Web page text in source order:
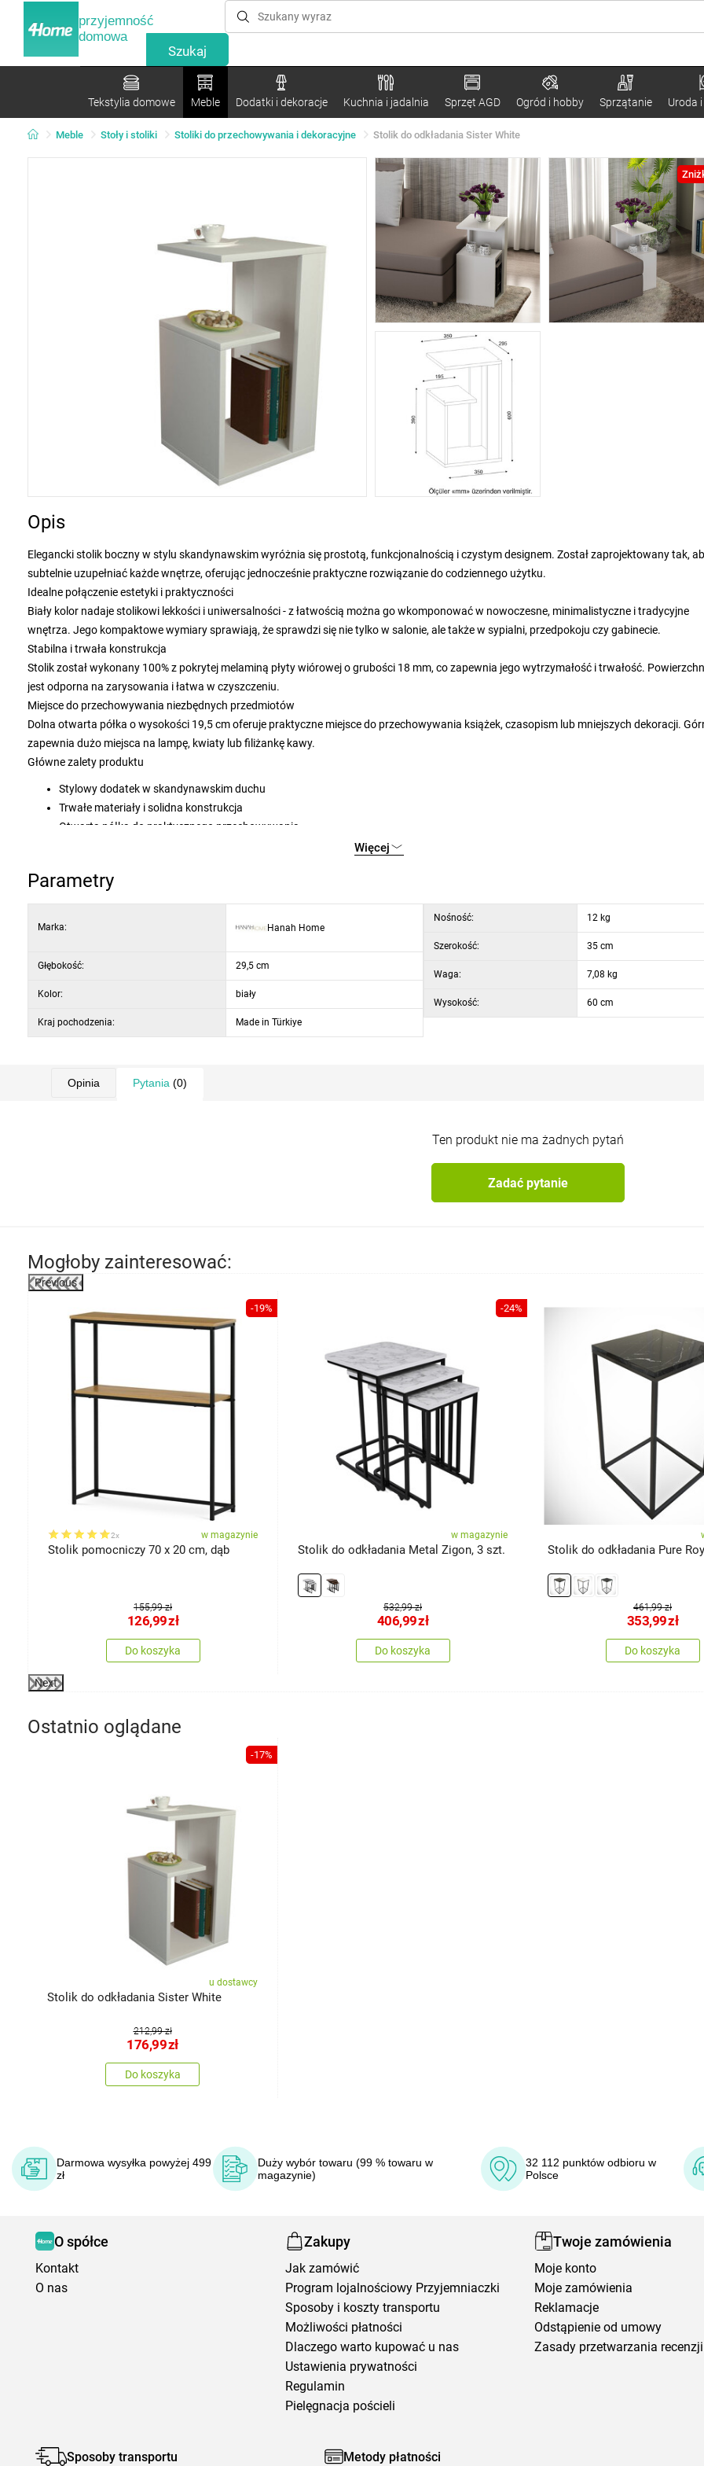
przyjemność
domowa
Tekstylia domowe Meble Dodatki i dekoracje Kuchnia i jadalnia Sprzęt AGD Ogród i hobby Sprzątanie Uroda
Meble Stoły i stoliki Stoliki do przechowywania i dekoracyjne Stolik do odkładania Sister White
Opis
Elegancki stolik boczny w stylu skandynawskim wyróżnia się prostotą, funkcjonalnością i czystym designem. Został zaprojektowany tak,
subtelnie uzupełniać każde wnętrze, oferując jednocześnie praktyczne rozwiązanie do codziennego użytku.
Idealne połączenie estetyki i praktyczności
Biały kolor nadaje stolikowi lekkości i uniwersalności - z łatwością można go wkomponować w nowoczesne, minimalistyczne i tradycyjne
wnętrza. Jego kompaktowe wymiary sprawiają, że sprawdzi się nie tylko w salonie, ale także w sypialni, przedpokoju czy gabinecie.
Stabilna i trwała konstrukcja
Stolik został wykonany 100% z pokrytej melaminą płyty wiórowej o grubości 18 mm, co zapewnia jego wytrzymałość i trwałość.
jest odporna na zarysowania i łatwa w czyszczeniu.
Miejsce do przechowywania niezbędnych przedmiotów
Dolna otwarta półka o wysokości 19,5 cm oferuje praktyczne miejsce do przechowywania książek, czasopism lub mniejszych dekoracji.
zapewnia dużo miejsca na lampę, kwiaty lub filiżankę kawy.
Główne zalety produktu
Stylowy dodatek w skandynawskim duchu
Trwałe materiały i solidna konstrukcja
Otwarta półka do praktycznego przechowywania
Grubość płyty: 18 mm
Wymiary: szerokość 35 cm, wysokość 60 cm, głębokość 29,5 cm
Więcej
Parametry
Marka: Hanah Home
Głębokość: 29,5 cm
Kolor: biały
Kraj pochodzenia: Made in Türkiye
Nośność: 12 kg
Szerokość: 35 cm
Waga: 7,08 kg
Wysokość: 60 cm
Opinia Pytania (0)
Ten produkt nie ma żadnych pytań
Zadać pytanie
Mogłoby zainteresować:
Previous
-19%
2x w magazynie
Stolik pomocniczy 70 x 20 cm, dąb
155,99 zł
126,99zł
Do koszyka
-24%
w magazynie
Stolik do odkładania Metal Zigon, 3 szt.
532,99 zł
406,99zł
Do koszyka
Stolik do odkładania Pure
461,99 zł
353,99zł
Do koszyka
Next
Ostatnio oglądane
-17%
u dostawcy
Stolik do odkładania Sister White
212,99 zł
176,99zł
Do koszyka
Darmowa wysyłka powyżej 499
zł
Duży wybór towaru (99 % towaru w
magazynie)
32 112 punktów odbioru w
Polsce
O spółce
Kontakt
O nas
Zakupy
Jak zamówić
Program lojalnościowy Przyjemniaczki
Sposoby i koszty transportu
Możliwości płatności
Dlaczego warto kupować u nas
Ustawienia prywatności
Regulamin
Pielęgnacja pościeli
Twoje zamówienia
Moje konto
Moje zamówienia
Reklamacje
Odstąpienie od umowy
Zasady przetwarzania recenzji
Sposoby transportu Metody płatności